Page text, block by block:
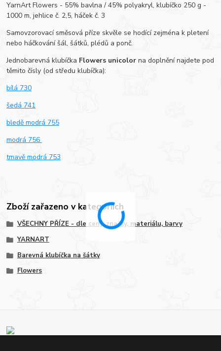
YarnArt Flowers - 55% bavlna / 45% polyakryl, klubíčko 250 g -
1000 m, jehlice č. 2,5, háček č. 3
Samovzorovací směsová příze skvěle se hodící zejména k pletení
nebo háčkování šál, šátků, plédů a ponč.
Jednobarevná klubíčka Flowers unicolor na doplnění najdete pod
těmito čísly (od středu klubíčka):
bílá 730
šedá 741
bledě modrá 755
modrá 756
tmavě modrá 753
Zboží zařazeno v kategoriích
VŠECHNY PŘÍZE - dle ceny, značky, materiálu, barvy
YARNART
Barevná klubíčka na šátky
Flowers